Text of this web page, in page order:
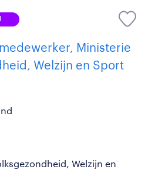
Ministerie
Welzijn en Sport
Welzijn en